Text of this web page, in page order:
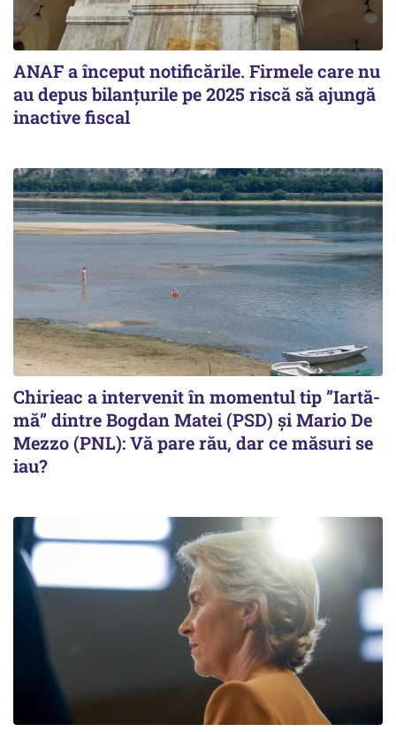
ANAF a început notificările. Firmele care nu
au depus bilanțurile pe 2025 riscă să ajungă
inactive fiscal
Chirieac a intervenit în momentul tip ”Iartă-
mă” dintre Bogdan Matei (PSD) și Mario De
Mezzo (PNL): Vă pare rău, dar ce măsuri se
iau?